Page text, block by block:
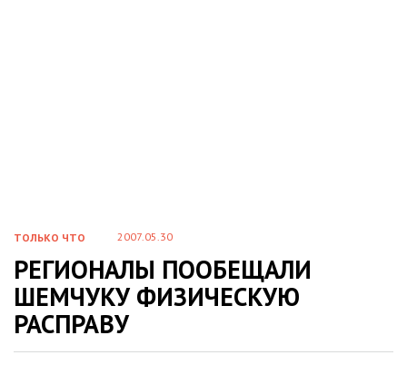
ТОЛЬКО ЧТО 2007.05.30
РЕГИОНАЛЫ ПООБЕЩАЛИ
ШЕМЧУКУ ФИЗИЧЕСКУЮ
РАСПРАВУ